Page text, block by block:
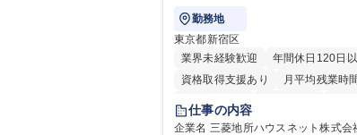
勤務地
東京都新宿区
業界未経験歓迎
年間休日120日
資格取得支援あり
月平均残業時
時短勤務あり
完全週休2日制
交通費支給 寮
仕事の内容
企業名 三菱地所ハウスネット株式会社 求人名 【